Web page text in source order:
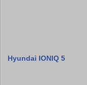
Hyundai IONIQ 5